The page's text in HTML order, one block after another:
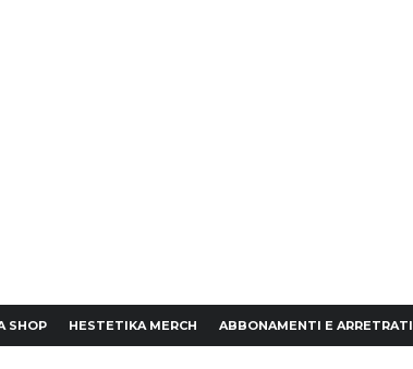
SHOP HESTETIKA MERCH ABBONAMENTI E ARRETRATI